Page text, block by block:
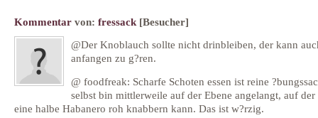
Kommentar von: fressack [Besucher]
@Der Knoblauch sollte nicht drinbleiben, der kann
anfangen zu g?ren.
@ foodfreak: Scharfe Schoten essen ist reine
selbst bin mittlerweile auf der Ebene angelangt, auf der
eine halbe Habanero roh knabbern kann. Das ist w?rzig.